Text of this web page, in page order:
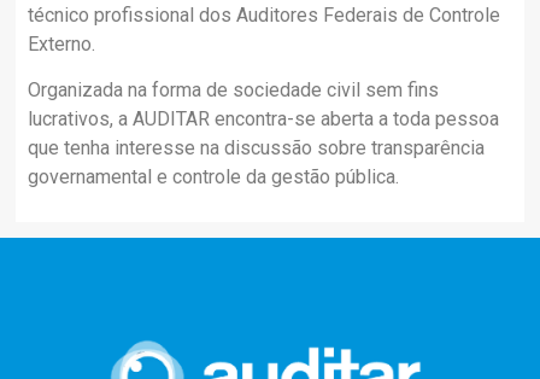
técnico profissional dos Auditores Federais de Controle
Externo.
Organizada na forma de sociedade civil sem fins
lucrativos, a AUDITAR encontra-se aberta a toda pessoa
que tenha interesse na discussão sobre transparência
governamental e controle da gestão pública.